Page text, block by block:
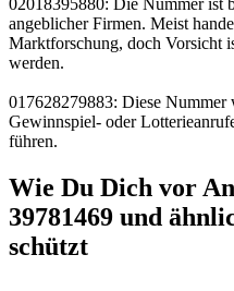
02018395880: Die Nummer ist
angeblicher Firmen. Meist
Marktforschung, doch Vorsicht
werden.
017628279883: Diese
Gewinnspiel- oder
führen.
Wie Du Dich vor
39781469 und
schützt